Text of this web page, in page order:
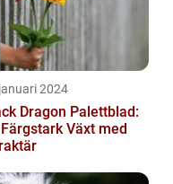
2024
Dragon Palettblad:
Färgstark Växt med